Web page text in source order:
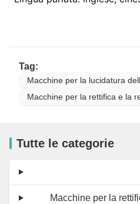
Tag:
Macchine per la lucidatura
Macchine per la rettifica e la
Tutte le categorie
Macchine per la